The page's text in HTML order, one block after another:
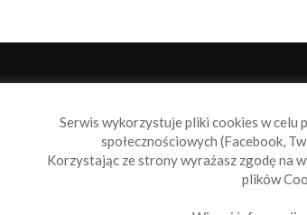
Sailbook.pl to
wiadomości ze
nie tylko.
Serwis wykorzystuje pliki cookies w celu
społecznościowych (Facebook,
Korzystając ze strony wyrażasz zgodę na
plików